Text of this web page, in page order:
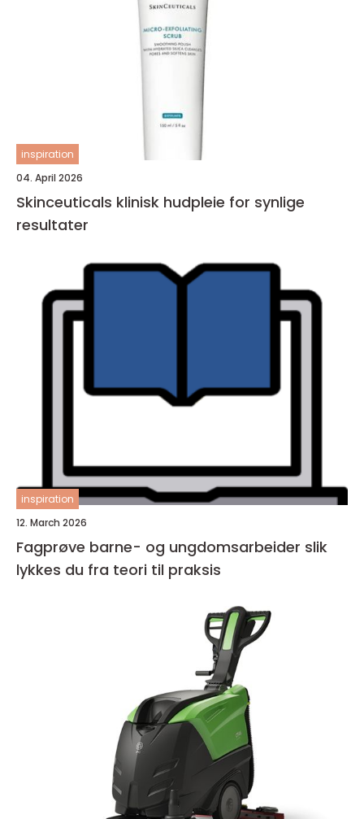
inspiration
04. April 2026
Skinceuticals klinisk hudpleie for synlige
resultater
inspiration
12. March 2026
Fagprøve barne- og ungdomsarbeider slik
lykkes du fra teori til praksis